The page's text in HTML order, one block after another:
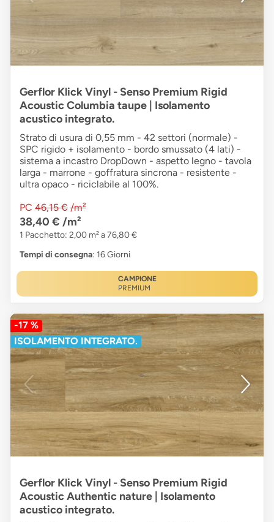
Gerflor Klick Vinyl - Senso Premium Rigid
Acoustic Columbia taupe | Isolamento
acustico integrato.
Strato di usura di 0,55 mm - 42 settori (normale) -
SPC rigido + isolamento - bordo smussato (4 lati) -
sistema a incastro DropDown - aspetto legno - tavola
larga - marrone - goffratura sincrona - resistente -
ultra opaco - riciclabile al 100%.
PC 46,15 € /m²
38,40 € /m²
1 Pacchetto: 2,00 m² a 76,80 €
Tempi di consegna: 16 Giorni
CAMPIONE
PREMIUM
-17 %
ISOLAMENTO INTEGRATO.
Gerflor Klick Vinyl - Senso Premium Rigid
Acoustic Authentic nature | Isolamento
acustico integrato.